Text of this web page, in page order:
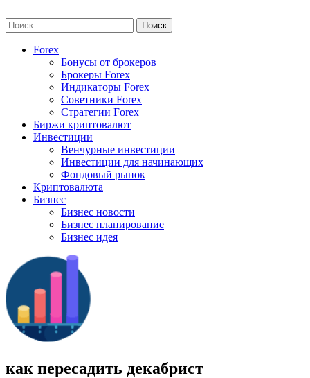
to
content
Найти:
Forex
Бонусы от брокеров
Брокеры Forex
Индикаторы Forex
Советники Forex
Стратегии Forex
Биржи криптовалют
Инвестиции
Венчурные инвестиции
Инвестиции для начинающих
Фондовый рынок
Криптовалюта
Бизнес
Бизнес новости
Бизнес планирование
Бизнес идея
как пересадить декабрист